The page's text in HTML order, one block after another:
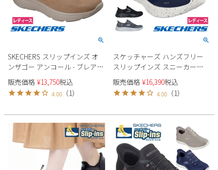
SKECHERS スリップインズ オ
ンザゴー アンコール - ブレア
144853 レディース ブーツ
販売価格 ¥13,750税込
4.00 （1）
スケッチャーズ ハンズフリー
スリップインズ スニーカー
124846W レディース SKECHERS
GOWALKFLE ローカット 防水
4E
販売価格 ¥16,390税込
4.00 （1）